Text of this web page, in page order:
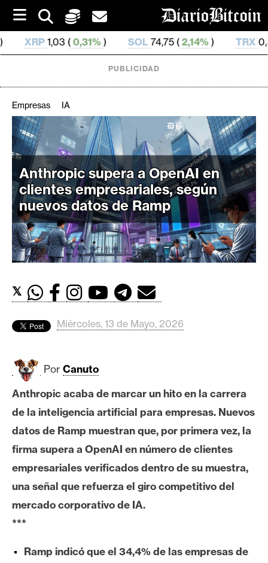
i
p
t
o
SOL74,75 (2,14% TRX0,327 486 (0,18%)
C
r
i
p
t
o
M
e
r
d
s
B
t
c
o
i
E
e
PUBLICIDAD
Empresas IA
Anthropic supera a OpenAI en
clientes empresariales, según
nuevos datos de Ramp
𝕏
Miércoles, 13 de Mayo, 2026
Por Canuto
Anthropic acaba de marcar un hito en la carrera
de la inteligencia artificial para empresas. Nuevos
datos de Ramp muestran que, por primera vez, la
firma supera a OpenAI en número de clientes
empresariales verificados dentro de su muestra,
una señal que refuerza el giro competitivo del
mercado corporativo de IA.
***
Ramp indicó que el 34,4% de las empresas de